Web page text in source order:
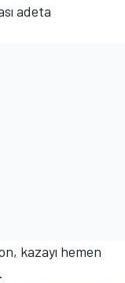
adeta
kazayı hemen